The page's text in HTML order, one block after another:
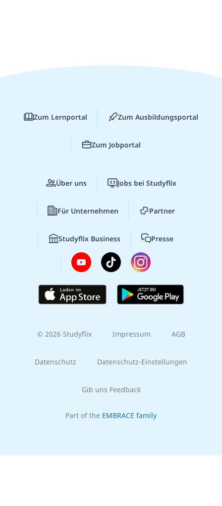
Zum Lernportal Zum Ausbildungsportal
Zum Jobportal
Über uns Jobs bei Studyflix
Für Unternehmen Partner
Studyflix Business Presse
© 2026 Studyflix Impressum AGB
Datenschutz Datenschutz-Einstellungen
Gib uns Feedback
Part of the EMBRACE family